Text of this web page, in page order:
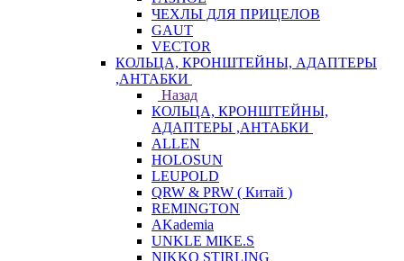
ЧЕХЛЫ ДЛЯ ПРИЦЕЛОВ
GAUT
VECTOR
КОЛЬЦА, КРОНШТЕЙНЫ, АДАПТЕРЫ
,АНТАБКИ
Назад
КОЛЬЦА, КРОНШТЕЙНЫ,
АДАПТЕРЫ ,АНТАБКИ
ALLEN
HOLOSUN
LEUPOLD
QRW & PRW ( Китай )
REMINGTON
AKademia
UNKLE MIKE.S
NIKKO STIRLING